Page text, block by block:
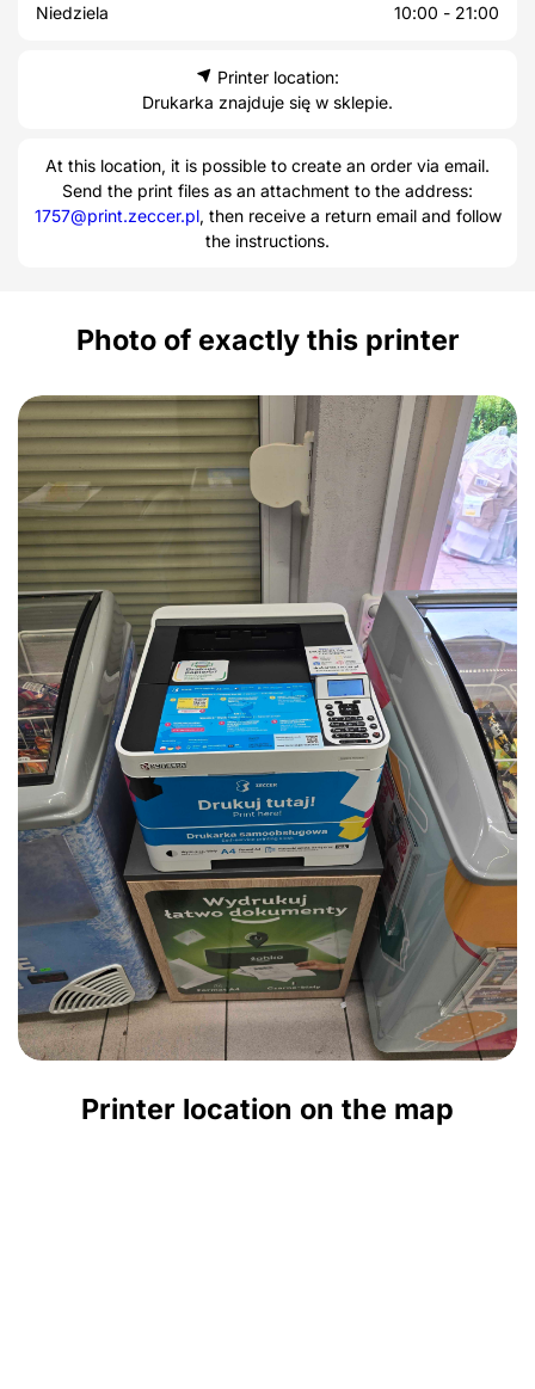
Niedziela
10:00 - 21:00
Printer location:
Drukarka znajduje się w sklepie.
At this location, it is possible to create an order via email.
Send the print files as an attachment to the address:
1757@print.zeccer.pl, then receive a return email and follow
the instructions.
Photo of exactly this printer
Printer location on the map